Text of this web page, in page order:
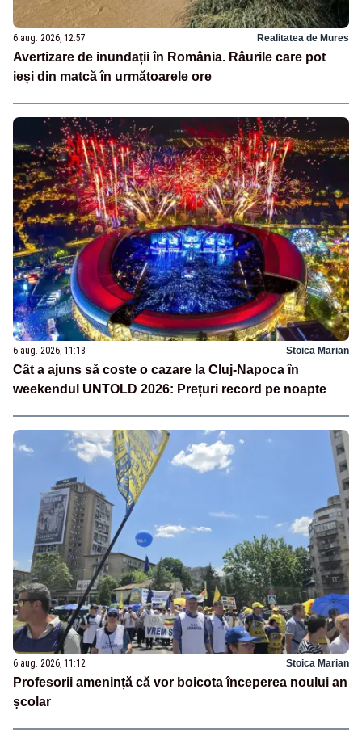
6 aug. 2026, 12:57 Realitatea de Mures
Avertizare de inundații în România. Râurile care pot
ieși din matcă în următoarele ore
6 aug. 2026, 11:18 Stoica Marian
Cât a ajuns să coste o cazare la Cluj-Napoca în
weekendul UNTOLD 2026: Prețuri record pe noapte
6 aug. 2026, 11:12 Stoica Marian
Profesorii amenință că vor boicota începerea noului an
școlar